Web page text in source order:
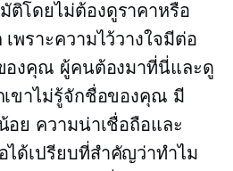
โดยไม่ต้องดูราคาหรือ
พราะความไว้วางใจมีต่อ
องคุณ ผู้คนต้องมาที่นี่และดู
ขาไม่รู้จักชื่อของคุณ มี
ย ความน่าเชื่อถือและ
ด้เปรียบที่สำคัญว่าทำไม